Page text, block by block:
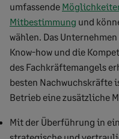
umfassende
Mitbestimmung und
wählen. Das
Know-how und die
des Fachkräftemangels
besten Nachwuchskräfte
Betrieb eine zusätzliche
Mit der Überführung in